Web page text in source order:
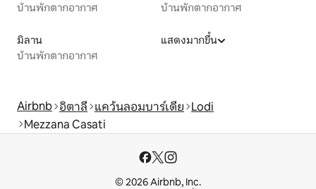
บ้านพักตากอากาศ
บ้านพักตากอากาศ
มิลาน
บ้านพักตากอากาศ
แสดงมากขึ้น
Airbnb อิตาลี แคว้นลอมบาร์เดีย Lodi
Mezzana Casati
© 2026 Airbnb, Inc.